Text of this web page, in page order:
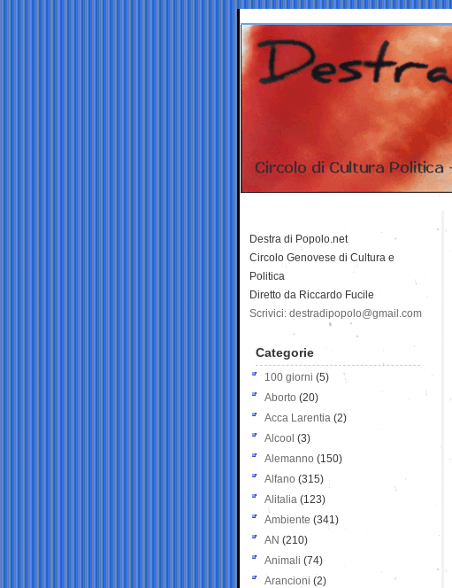
Destra di Popolo.net
Circolo Genovese di Cultura e
Politica
Diretto da Riccardo Fucile
Scrivici: destradipopolo@gmail.com
Categorie
100 giorni (5)
Aborto (20)
Acca Larentia (2)
Alcool (3)
Alemanno (150)
Alfano (315)
Alitalia (123)
Ambiente (341)
AN (210)
Animali (74)
Arancioni (2)